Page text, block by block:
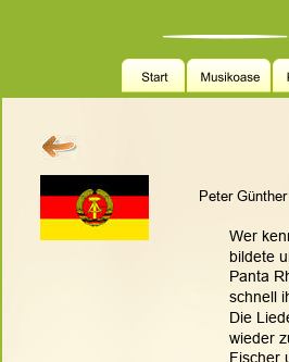
Peter
Wer
bildete
Panta
schnell
Die
wieder
Fischer